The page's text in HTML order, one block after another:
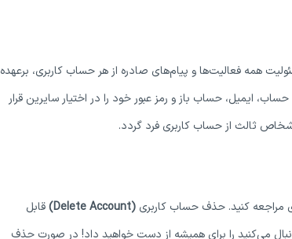
همه فعالیت‌ها و پیام‌‌های صادره از هر حساب کاربری، برعهده
ایمیل، حساب باز و رمز عبور خود را در اختیار سایرین قرار
ثالث از حساب کاربری فرد گردد.
مراجعه کنید. حذف حساب کاربری (Delete Account)
قابل
می‌کنید را برای همیشه از دست خواهید داد! در صورت حذف
⭐ با عضویت ویژه، تمام محدودیت‌ها را بردارید:
دستیار هوشمند AI (ویژه اعضای VIP)
کاربردی